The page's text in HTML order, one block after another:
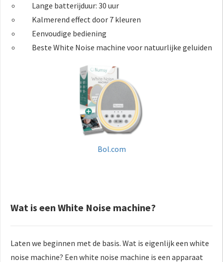
Lange batterijduur: 30 uur
Kalmerend effect door 7 kleuren
Eenvoudige bediening
Beste White Noise machine voor natuurlijke geluiden
Bol.com
Wat is een White Noise machine?
Laten we beginnen met de basis. Wat is eigenlijk een white
noise machine? Een white noise machine is een apparaat